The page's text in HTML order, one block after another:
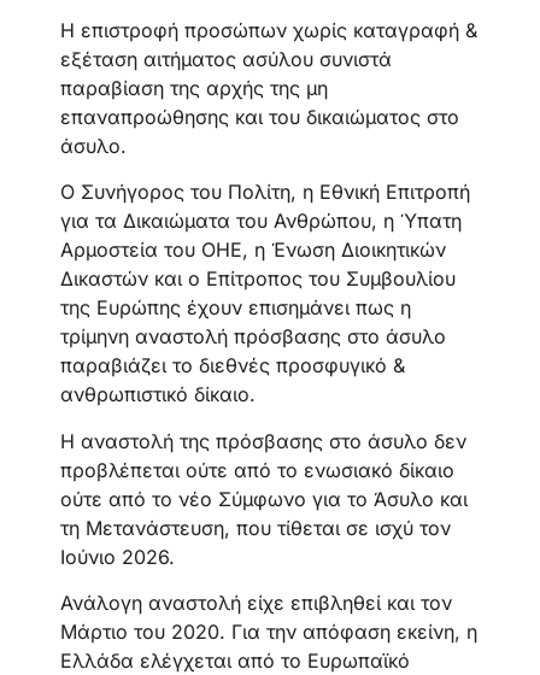
Η επιστροφή προσώπων χωρίς καταγραφή &
εξέταση αιτήματος ασύλου συνιστά
παραβίαση της αρχής της μη
επαναπροώθησης και του δικαιώματος στο
άσυλο.
Ο Συνήγορος του Πολίτη, η Εθνική Επιτροπή
για τα Δικαιώματα του Ανθρώπου, η Ύπατη
Αρμοστεία του ΟΗΕ, η Ένωση Διοικητικών
Δικαστών και ο Επίτροπος του Συμβουλίου
της Ευρώπης έχουν επισημάνει πως η
τρίμηνη αναστολή πρόσβασης στο άσυλο
παραβιάζει το διεθνές προσφυγικό &
ανθρωπιστικό δίκαιο.
Η αναστολή της πρόσβασης στο άσυλο δεν
προβλέπεται ούτε από το ενωσιακό δίκαιο
ούτε από το νέο Σύμφωνο για το Άσυλο και
τη Μετανάστευση, που τίθεται σε ισχύ τον
Ιούνιο 2026.
Ανάλογη αναστολή είχε επιβληθεί και τον
Μάρτιο του 2020. Για την απόφαση εκείνη, η
Ελλάδα ελέγχεται από το Ευρωπαϊκό